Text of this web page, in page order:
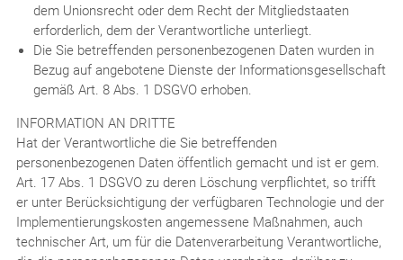
dem Unionsrecht oder dem Recht der Mitgliedstaaten
erforderlich, dem der Verantwortliche unterliegt.
Die Sie betreffenden personenbezogenen Daten wurden in
Bezug auf angebotene Dienste der Informationsgesellschaft
gemäß Art. 8 Abs. 1 DSGVO erhoben.
INFORMATION AN DRITTE
Hat der Verantwortliche die Sie betreffenden
personenbezogenen Daten öffentlich gemacht und ist er gem.
Art. 17 Abs. 1 DSGVO zu deren Löschung verpflichtet, so trifft
er unter Berücksichtigung der verfügbaren Technologie und der
Implementierungskosten angemessene Maßnahmen, auch
technischer Art, um für die Datenverarbeitung Verantwortliche,